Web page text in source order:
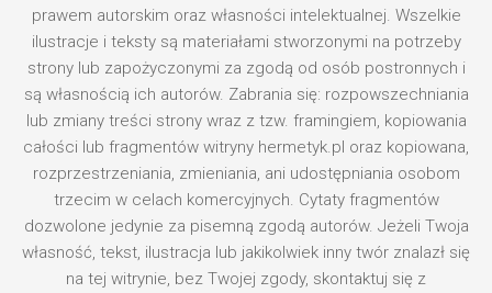
prawem autorskim oraz własności intelektualnej. Wszelkie
ilustracje i teksty są materiałami stworzonymi na potrzeby
strony lub zapożyczonymi za zgodą od osób postronnych i
są własnością ich autorów. Zabrania się: rozpowszechniania
lub zmiany treści strony wraz z tzw. framingiem, kopiowania
całości lub fragmentów witryny hermetyk.pl oraz kopiowana,
rozprzestrzeniania, zmieniania, ani udostępniania osobom
trzecim w celach komercyjnych. Cytaty fragmentów
dozwolone jedynie za pisemną zgodą autorów. Jeżeli Twoja
własność, tekst, ilustracja lub jakikolwiek inny twór znalazł się
na tej witrynie, bez Twojej zgody, skontaktuj się z